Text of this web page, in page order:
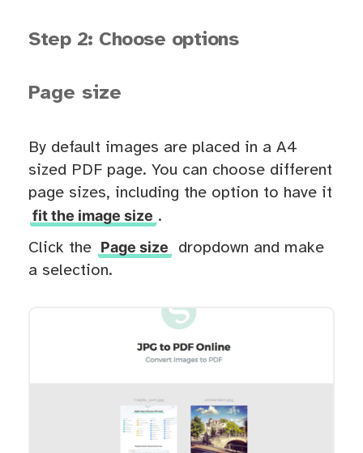
Step 2: Choose options
Page size
By default images are placed in a A4
sized PDF page. You can choose different
page sizes, including the option to have it
fit the image size .
Click the Page size
dropdown and make
a selection.